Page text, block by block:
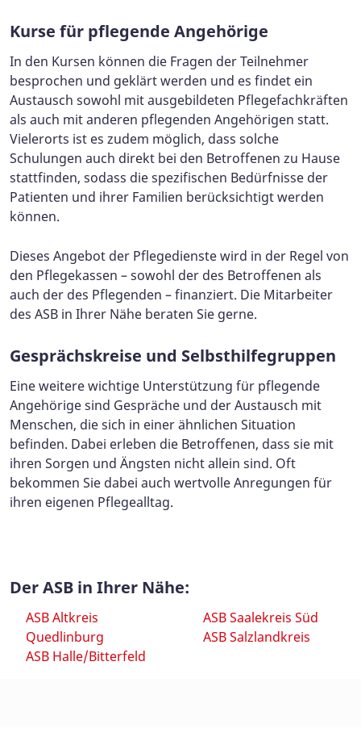
Kurse für pflegende Angehörige
In den Kursen können die Fragen der Teilnehmer
besprochen und geklärt werden und es findet ein
Austausch sowohl mit ausgebildeten Pflegefachkräften
als auch mit anderen pflegenden Angehörigen statt.
Vielerorts ist es zudem möglich, dass solche
Schulungen auch direkt bei den Betroffenen zu Hause
stattfinden, sodass die spezifischen Bedürfnisse der
Patienten und ihrer Familien berücksichtigt werden
können.
Dieses Angebot der Pflegedienste wird in der Regel von
den Pflegekassen – sowohl der des Betroffenen als
auch der des Pflegenden – finanziert. Die Mitarbeiter
des ASB in Ihrer Nähe beraten Sie gerne.
Gesprächskreise und Selbsthilfegruppen
Eine weitere wichtige Unterstützung für pflegende
Angehörige sind Gespräche und der Austausch mit
Menschen, die sich in einer ähnlichen Situation
befinden. Dabei erleben die Betroffenen, dass sie mit
ihren Sorgen und Ängsten nicht allein sind. Oft
bekommen Sie dabei auch wertvolle Anregungen für
ihren eigenen Pflegealltag.
Der ASB in Ihrer Nähe:
ASB Altkreis
Quedlinburg
ASB Halle/Bitterfeld
ASB Saalekreis Süd
ASB Salzlandkreis